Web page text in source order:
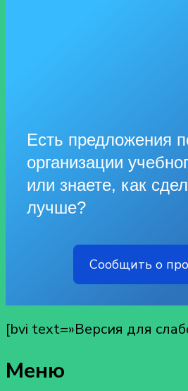
Есть предложения
организации
или знаете, как
лучше?
Сообщить о
[bvi text=»Версия для
Меню